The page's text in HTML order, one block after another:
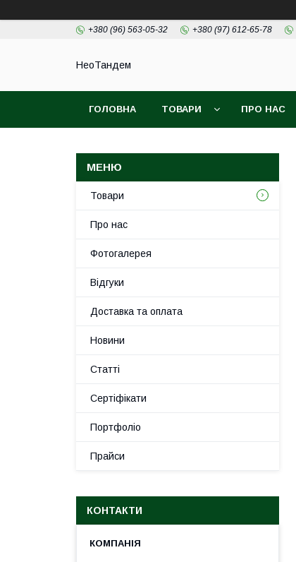
+380 (96) 563-05-32 +380 (97) 612-65-78
НеоТандем
ГОЛОВНА ТОВАРИ ПРО НАС
Товари
Про нас
Фотогалерея
Відгуки
Доставка та оплата
Новини
Статті
Сертіфікати
Портфоліо
Прайси
КОНТАКТИ